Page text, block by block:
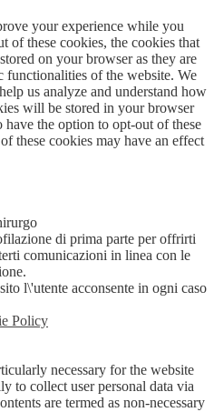
your experience while you
of these cookies, the cookies that
on your browser as they are
functionalities of the website. We
us analyze and understand how
will be stored in your browser
the option to opt-out of these
these cookies may have an effect
di prima parte per offrirti
comunicazioni in linea con le
l\'utente acconsente in ogni caso
Policy
necessary for the website
to collect user personal data via
are termed as non-necessary